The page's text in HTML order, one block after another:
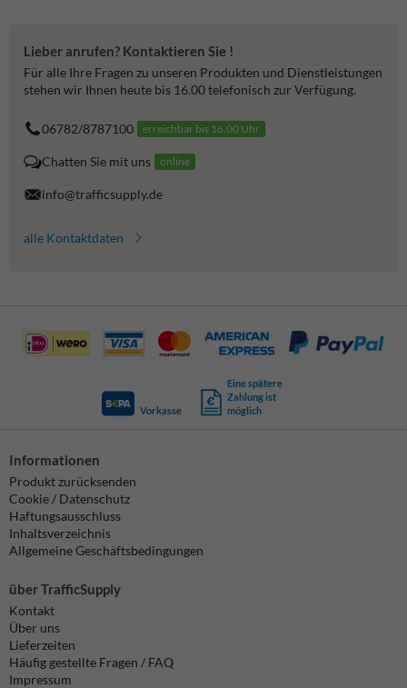
Lieber anrufen? Kontaktieren Sie !
Für alle Ihre Fragen zu unseren Produkten und Dienstleistungen
stehen wir Ihnen heute bis 16.00 telefonisch zur Verfügung.
06782/8787100 erreichbar bis 16.00 Uhr
Chatten Sie mit uns online
info@trafficsupply.de
alle Kontaktdaten
Vorkasse
Eine spätere
Zahlung ist
möglich
Informationen
Produkt zurücksenden
Cookie / Datenschutz
Haftungsausschluss
Inhaltsverzeichnis
Allgemeine Geschäftsbedingungen
über TrafficSupply
Kontakt
Über uns
Lieferzeiten
Häufig gestellte Fragen / FAQ
Impressum